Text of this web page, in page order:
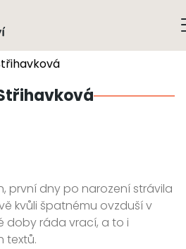
první dny po narození strávila
kvůli špatnému ovzduší v
doby ráda vrací, a to i
textů.